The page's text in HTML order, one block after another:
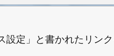
定」と書かれたリンク